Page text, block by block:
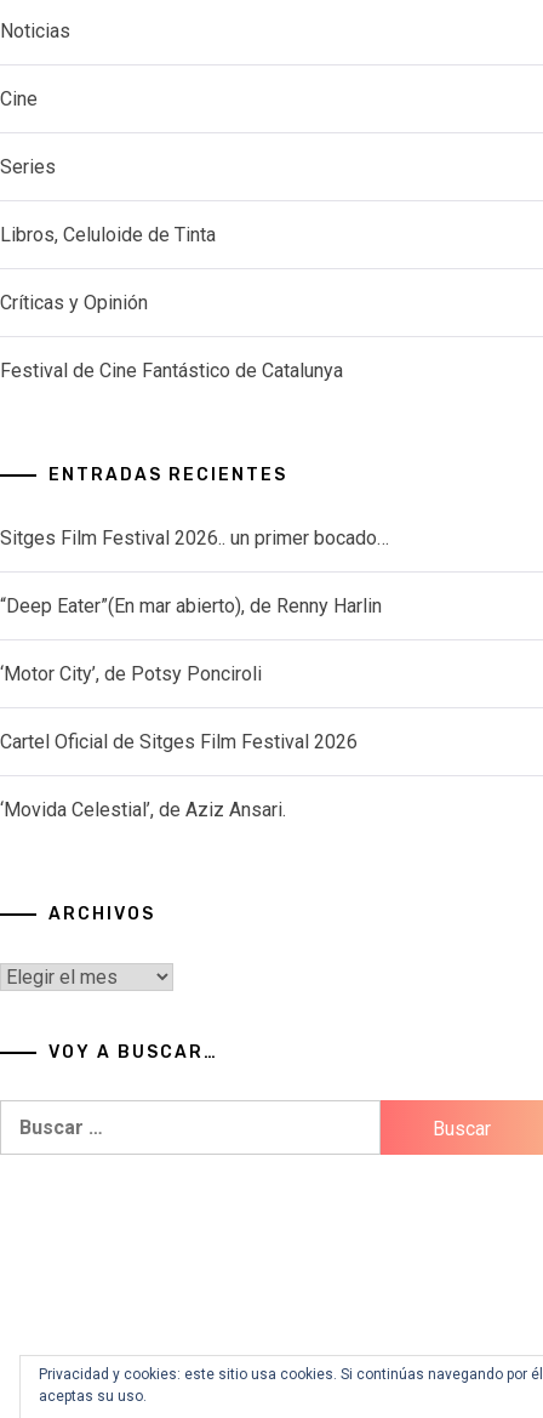
Noticias
Cine
Series
Libros, Celuloide de Tinta
Críticas y Opinión
Festival de Cine Fantástico de Catalunya
ENTRADAS RECIENTES
Sitges Film Festival 2026.. un primer bocado…
“Deep Eater”(En mar abierto), de Renny Harlin
‘Motor City’, de Potsy Ponciroli
Cartel Oficial de Sitges Film Festival 2026
‘Movida Celestial’, de Aziz Ansari.
ARCHIVOS
Archivos
VOY A BUSCAR…
Privacidad y cookies: este sitio usa cookies. Si continúas navegando por
aceptas su uso.